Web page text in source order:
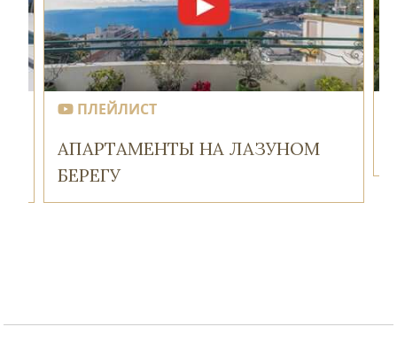
ПЛЕЙЛИСТ
АПАРТАМЕНТЫ НА ЛАЗУНОМ
БЕРЕГУ